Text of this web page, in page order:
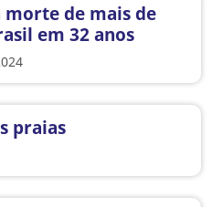
morte de mais de
em 32 anos
praias